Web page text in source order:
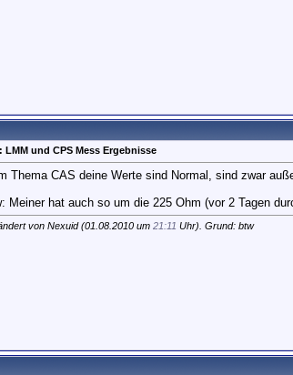
LMM und CPS Mess Ergebnisse
Thema CAS deine Werte sind Normal, sind zwar
Meiner hat auch so um die 225 Ohm (vor 2 Tagen
von Nexuid (01.08.2010 um 21:11 Uhr). Grund: btw